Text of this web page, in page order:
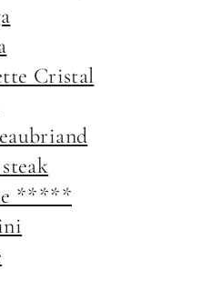
Cristal
*****